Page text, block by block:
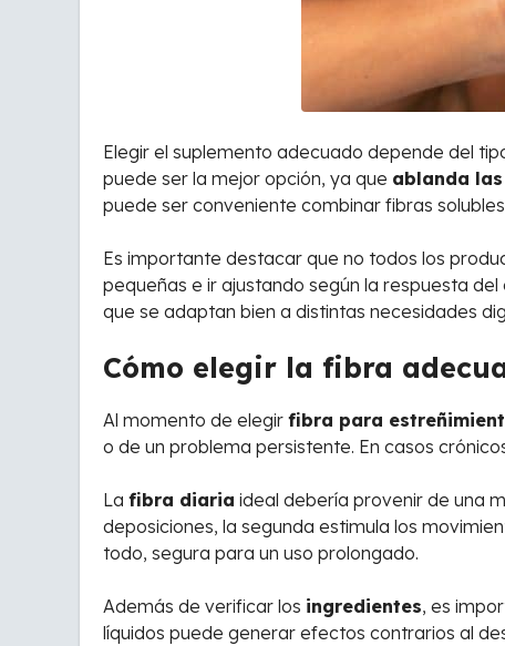
Elegir el suplemento adecuado depende del
puede ser la mejor opción, ya que ablanda las
puede ser conveniente combinar fibras solubles
Es importante destacar que no todos los
pequeñas e ir ajustando según la respuesta
que se adaptan bien a distintas necesidades
Cómo elegir la fibra
Al momento de elegir fibra para
o de un problema persistente. En casos
La fibra diaria ideal debería provenir de una
deposiciones, la segunda estimula los
todo, segura para un uso prolongado.
Además de verificar los ingredientes, es
líquidos puede generar efectos contrarios al